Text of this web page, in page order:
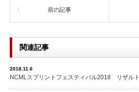
前の記事
関連記事
2018.11.6
NCMLスプリントフェスティバル2018 リザルト